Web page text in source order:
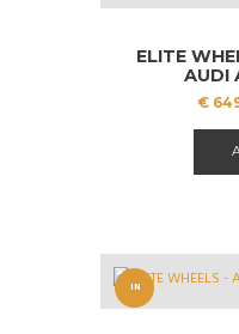
ELITE
AUDI
€
IN